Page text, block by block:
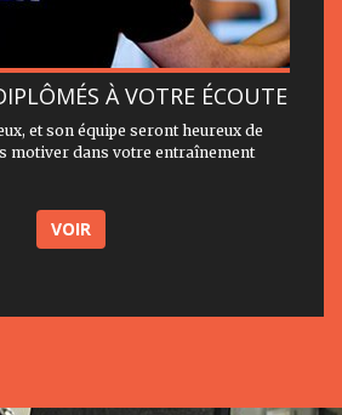
À VOTRE ÉCOUTE
et son équipe seront heureux de
motiver dans votre entraînement
VOIR